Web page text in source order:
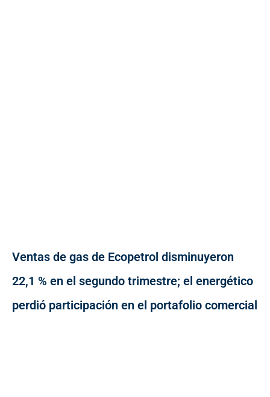
Ventas de gas de Ecopetrol disminuyeron
22,1 % en el segundo trimestre; el energético
perdió participación en el portafolio comercial